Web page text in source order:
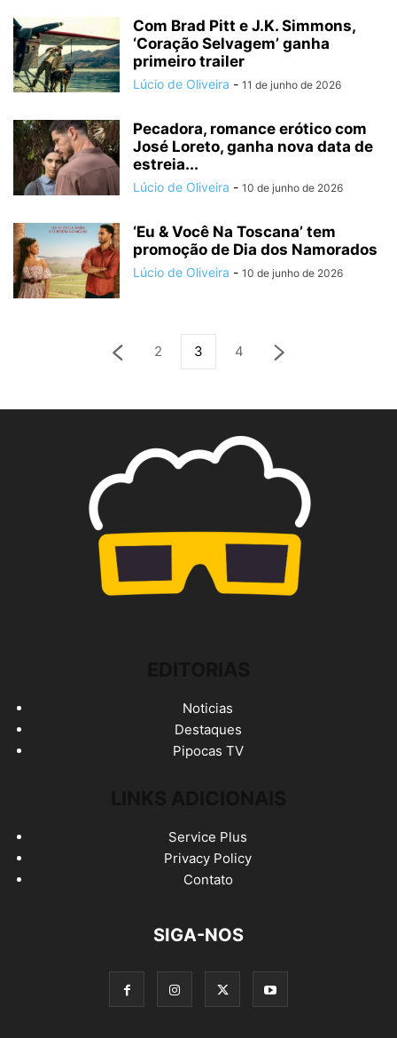
Com Brad Pitt e J.K. Simmons,
‘Coração Selvagem’ ganha
primeiro trailer
Lúcio de Oliveira - 11 de junho de 2026
Pecadora, romance erótico com
José Loreto, ganha nova data de
estreia...
Lúcio de Oliveira - 10 de junho de 2026
‘Eu & Você Na Toscana’ tem
promoção de Dia dos Namorados
Lúcio de Oliveira - 10 de junho de 2026
2 3 4
Noticias
Destaques
Pipocas TV
Service Plus
Privacy Policy
Contato
SIGA-NOS